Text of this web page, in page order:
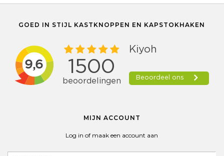
GOED IN STIJL KASTKNOPPEN EN KAPSTOKHAKEN
MIJN ACCOUNT
Log in of maak een account aan